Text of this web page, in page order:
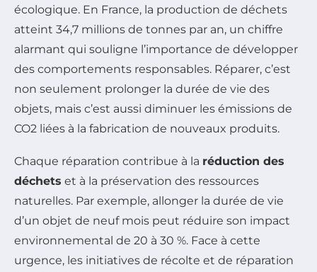
écologique. En France, la production de déchets
atteint 34,7 millions de tonnes par an, un chiffre
alarmant qui souligne l’importance de développer
des comportements responsables. Réparer, c’est
non seulement prolonger la durée de vie des
objets, mais c’est aussi diminuer les émissions de
CO2 liées à la fabrication de nouveaux produits.
Chaque réparation contribue à la réduction des
déchets et à la préservation des ressources
naturelles. Par exemple, allonger la durée de vie
d’un objet de neuf mois peut réduire son impact
environnemental de 20 à 30 %. Face à cette
urgence, les initiatives de récolte et de réparation